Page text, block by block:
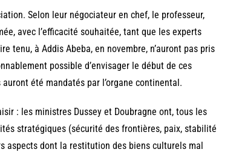
Selon leur négociateur en chef, le professeur,
avec l’efficacité souhaitée, tant que les experts
tenu, à Addis Abeba, en novembre, n’auront pas pris
possible d’envisager le début de ces
été mandatés par l’organe continental.
: les ministres Dussey et Doubragne ont, tous les
stratégiques (sécurité des frontières, paix, stabilité
aspects dont la restitution des biens culturels mal